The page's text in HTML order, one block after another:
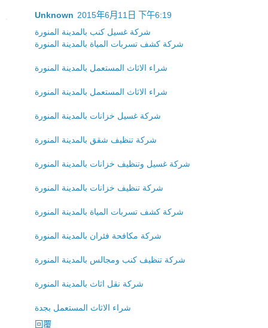
Unknown 2015年6月11日 下午6:19
شركة غسيل كنب بالمدينة المنورة
شركة كشف تسربات المياة بالمدينة المنورة
شراء الاثاث المستعمل بالمدينة المنورة
شراء الاثاث المستعمل بالمدينة المنورة
شركة غسيل خزانات بالمدينة المنورة
شركة تنظيف شقق بالمدينة المنورة
شركة غسيل وتنظيف خزانات بالمدينة المنورة
شركة تنظيف خزانات بالمدينة المنورة
شركة كشف تسربات المياة بالمدينة المنورة
شركة مكافحة فئران بالمدينة المنورة
شركة تنظيف كنب ومجالس بالمدينة المنورة
شركة نقل اثاث بالمدينة المنورة
شراء الاثاث المستعمل بجدة
回覆